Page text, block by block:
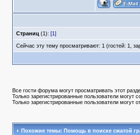
Страниц (1): [1]
Сейчас эту тему просматривают: 1 (гостей: 1,
Все гости форума могут просматривать этот
Только зарегистрированные пользователи могут
Только зарегистрированные пользователи могут
Похожие темы: Помощь в поиске сжатой